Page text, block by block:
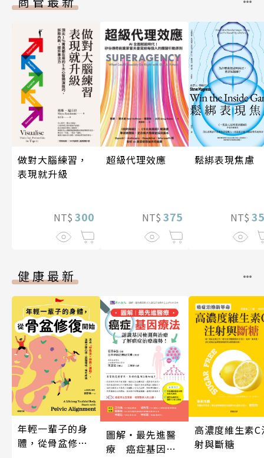
做對大腦練習，
表現就升級
NT$ 300
超級代理效應
NT$ 375
鬆綁表現焦慮
NT$
健康最新
年輕一輩子的身
體，從骨盆修復
圖解‧最先進醫
療 癌症基因療
高濃度維生素C
射與斷糖